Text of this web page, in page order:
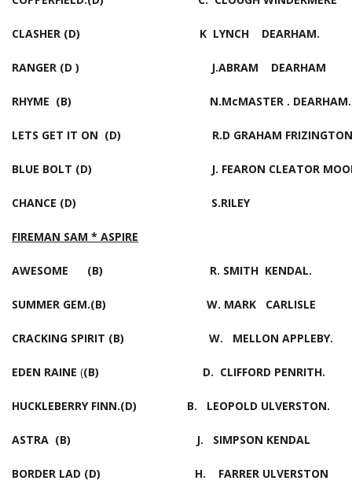
CLASHER (D) K LYNCH DEARHAM.
RANGER (D ) J.ABRAM DEARHAM
RHYME (B) N.McMASTER . DEARHAM.
LETS GET IT ON (D) R.D GRAHAM FRIZINGTON
BLUE BOLT (D) J. FEARON CLEATOR
CHANCE (D) S.RILEY
FIREMAN SAM * ASPIRE
AWESOME (B) R. SMITH KENDAL.
SUMMER GEM.(B) W. MARK CARLISLE
CRACKING SPIRIT (B) W. MELLON APPLEBY.
EDEN RAINE ((B) D. CLIFFORD PENRITH.
HUCKLEBERRY FINN.(D) B. LEOPOLD
ASTRA (B) J. SIMPSON KENDAL
BORDER LAD (D) H. FARRER ULVERSTON